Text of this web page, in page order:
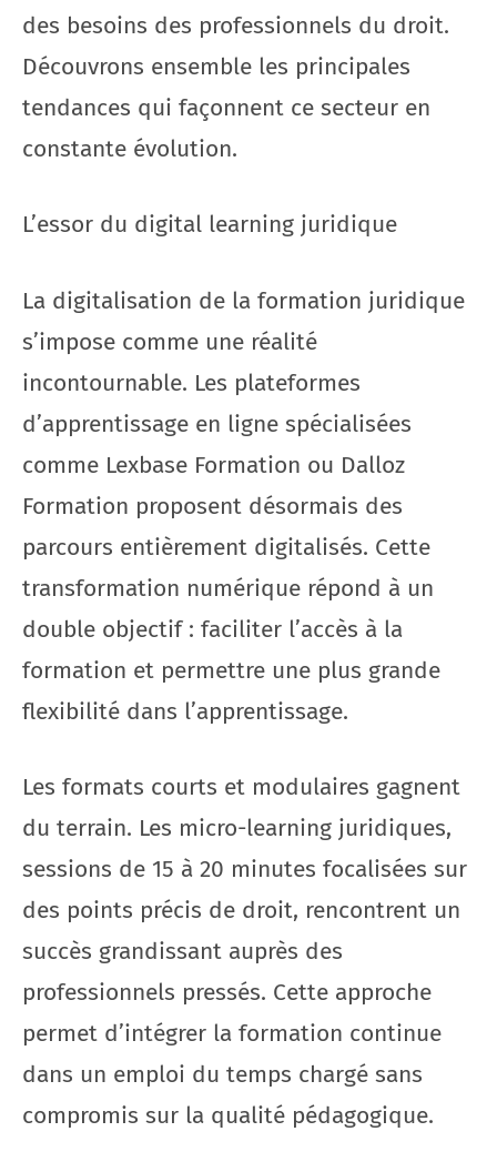
des besoins des professionnels du droit.
Découvrons ensemble les principales
tendances qui façonnent ce secteur en
constante évolution.
L’essor du digital learning juridique
La digitalisation de la formation juridique
s’impose comme une réalité
incontournable. Les plateformes
d’apprentissage en ligne spécialisées
comme Lexbase Formation ou Dalloz
Formation proposent désormais des
parcours entièrement digitalisés. Cette
transformation numérique répond à un
double objectif : faciliter l’accès à la
formation et permettre une plus grande
flexibilité dans l’apprentissage.
Les formats courts et modulaires gagnent
du terrain. Les micro-learning juridiques,
sessions de 15 à 20 minutes focalisées sur
des points précis de droit, rencontrent un
succès grandissant auprès des
professionnels pressés. Cette approche
permet d’intégrer la formation continue
dans un emploi du temps chargé sans
compromis sur la qualité pédagogique.